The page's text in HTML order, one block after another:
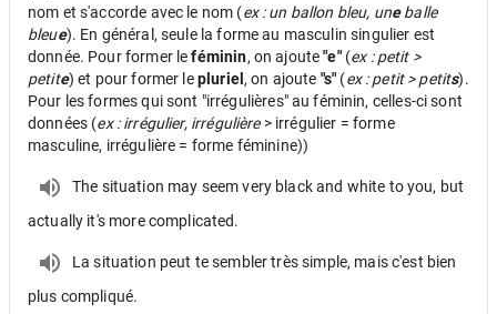
nom et s'accorde avec le nom (ex : un ballon bleu, uneballe
bleue). En général, seule la forme au masculin singulier est
donnée. Pour former leféminin, on ajoute"e"(ex : petit >
petite) et pour former lepluriel , on ajoute "s" (ex : petit > petits).
Pour les formes qui sont "irrégulières" au féminin, celles-ci sont
données (ex : irrégulier, irrégulière> irrégulier = forme
masculine, irrégulière = forme féminine))
The situation may seem very black and white to you, but
actually it's more complicated.
La situation peut te sembler très simple, mais c'est bien
plus compliqué.